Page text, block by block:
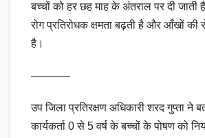
बच्चों को हर छह माह के अंतराल पर दी जाती
रोग प्रतिरोधक क्षमता बढ़ती है और आँखों की
है।
———–
उप जिला प्रतिरक्षण अधिकारी शरद गुप्ता ने
कार्यकर्ता 0 से 5 वर्ष के बच्चों के पोषण को